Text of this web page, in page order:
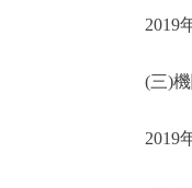
2019年
(三)機
2019年